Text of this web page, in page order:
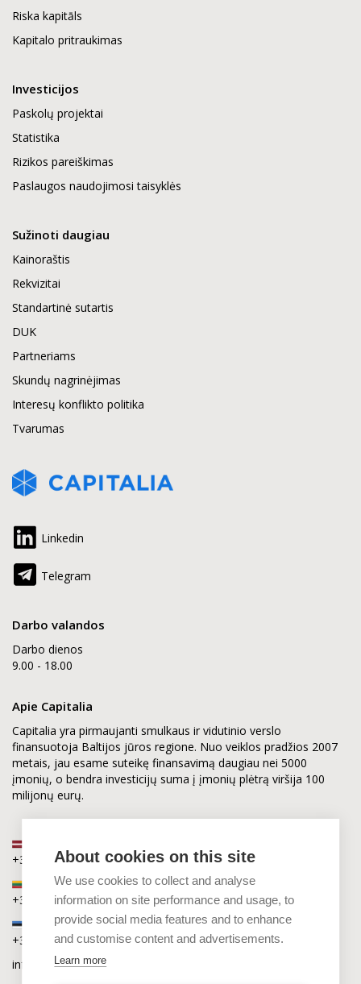
About cookies on this site
We use cookies to collect and analyse
information on site performance and usage, to
provide social media features and to enhance
and customise content and advertisements.
Learn more
Riska kapitāls
Kapitalo pritraukimas
Investicijos
Paskolų projektai
Statistika
Rizikos pareiškimas
Paslaugos naudojimosi taisyklės
Sužinoti daugiau
Kainoraštis
Rekvizitai
Standartinė sutartis
DUK
Partneriams
Skundų nagrinėjimas
Interesų konflikto politika
Tvarumas
Linkedin
Telegram
Darbo valandos
Darbo dienos
9.00 - 18.00
Apie Capitalia
Capitalia yra pirmaujanti smulkaus ir vidutinio verslo
finansuotoja Baltijos jūros regione. Nuo veiklos pradžios 2007
metais, jau esame suteikę finansavimą daugiau nei 5000
įmonių, o bendra investicijų suma į įmonių plėtrą viršija 100
milijonų eurų.
+371 2880 0880
Lietuva
+370 6168 0880
Estija
+372 5864 0880
info@capitalia.com